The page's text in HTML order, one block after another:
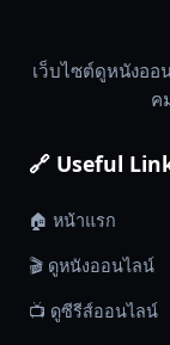
สามารถ
ครั้ง
หนึ่ง
เว็บไซต์ดูหนังอ
ค
🔗 Useful
🏠 หน้าแรก
🎬 ดูหนังออนไลน์
📺 ดูซีรีส์ออนไลน์